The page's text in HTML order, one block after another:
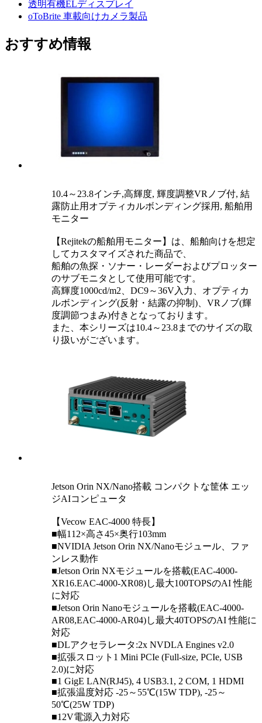
透明有機ELディスプレイ
oToBrite 車載向けカメラ製品
おすすめ情報
10.4～23.8インチ,高輝度, 輝度調整VRノブ付, 結
露防止用オプティカルボンディング採用, 船舶用
モニター
【Rejitekの船舶用モニター】は、船舶向けを想定
してカスタマイズされた商品で、
船舶の魚探・ソナー・レーダーおよびプロッター
のサブモニタとして使用可能です。
高輝度1000cd/m2、DC9～36V入力、オプティカ
ルボンディング(反射・結露の抑制)、VRノブ(輝
度調節つまみ)付きとなっております。
また、本シリーズは10.4～23.8までのサイズの取
り扱いがございます。
Jetson Orin NX/Nano搭載 コンパクトな筐体 エッ
ジAIコンピュータ
【Vecow EAC-4000 特長】
■幅112×高さ45×奥行103mm
■NVIDIA Jetson Orin NX/Nanoモジュール、ファ
ンレス動作
■Jetson Orin NXモジュールを搭載(EAC-4000-
XR16.EAC-4000-XR08)し最大100TOPSのAI 性能
に対応
■Jetson Orin Nanoモジュールを搭載(EAC-4000-
AR08,EAC-4000-AR04)し最大40TOPSのAI 性能に
対応
■DLアクセラレータ:2x NVDLA Engines v2.0
■拡張スロット1 Mini PCIe (Full-size, PCIe, USB
2.0)に対応
■1 GigE LAN(RJ45), 4 USB3.1, 2 COM, 1 HDMI
■拡張温度対応 -25～55℃(15W TDP), -25～
50℃(25W TDP)
■12V電源入力対応